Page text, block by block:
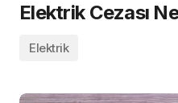
Elektrik Cezası
Elektrik